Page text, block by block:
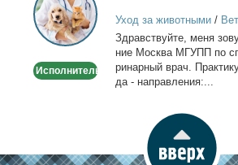
врач
-
Выезд
дом
Исполнитель
Уход за животными/
Здрав­ствуй­те, ме­ня
ние Москва МГУПП по
ри­нар­ный врач.
да - на­прав­ле­ния:...